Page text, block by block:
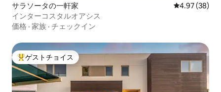
サラソータの一軒家 レビュー38
4.97 (38)
インターコスタルオアシス
価格 · 家族 · チェックイン
大好評のゲストチョイスです。
ゲストチョイス